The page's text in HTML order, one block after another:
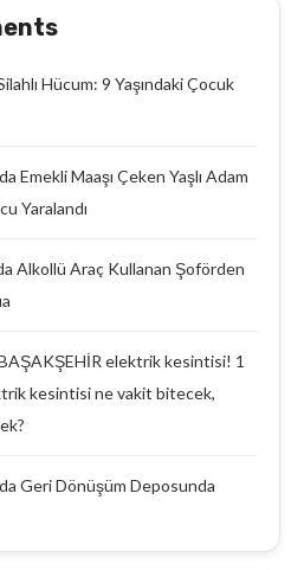
Hücum: 9 Yaşındaki Çocuk
Emekli Maaşı Çeken Yaşlı Adam
Yaralandı
Alkollü Araç Kullanan Şoförden
elektrik kesintisi! 1
kesintisi ne vakit bitecek,
Geri Dönüşüm Deposunda